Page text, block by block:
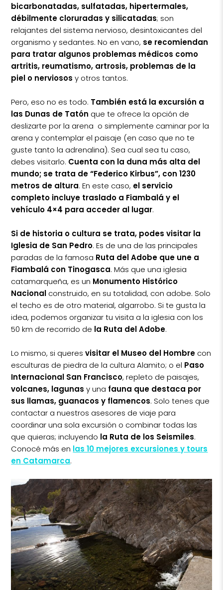
bicarbonatadas, sulfatadas, hipertermales,
débilmente cloruradas y silicatadas; son
relajantes del sistema nervioso, desintoxicantes del
organismo y sedantes. No en vano, se recomiendan
para tratar algunos problemas médicos como
artritis, reumatismo, artrosis, problemas de la
piel o nerviosos y otros tantos.
Pero, eso no es todo. También está la excursión a
las Dunas de Tatón que te ofrece la opción de
deslizarte por la arena o simplemente caminar por la
arena y contemplar el paisaje (en caso que no te
guste tanto la adrenalina). Sea cual sea tu caso,
debes visitarlo. Cuenta con la duna más alta del
mundo; se trata de “Federico Kirbus”, con 1230
metros de altura. En este caso, el servicio
completo incluye traslado a Fiambalá y el
vehículo 4×4 para acceder al lugar.
Si de historia o cultura se trata, podes visitar la
Iglesia de San Pedro. Es de una de las principales
paradas de la famosa Ruta del Adobe que une a
Fiambalá con Tinogasca. Más que una iglesia
catamarqueña, es un Monumento Histórico
Nacional construido, en su totalidad, con adobe. Solo
el techo es de otro material, algarrobo. Si te gusta la
idea, podemos organizar tu visita a la iglesia con los
50 km de recorrido de la Ruta del Adobe.
Lo mismo, si queresvisitar el Museo del Hombre con
esculturas de piedra de la cultura Alamito; o el Paso
Internacional San Francisco, repleto de paisajes,
volcanes, lagunas y una fauna que destaca por
sus llamas, guanacos y flamencos. Solo tenes que
contactar a nuestros asesores de viaje para
coordinar una sola excursión o combinar todas las
que quieras; incluyendo la Ruta de los Seismiles.
Conocé más en las 10 mejores excursiones y tours
en Catamarca.